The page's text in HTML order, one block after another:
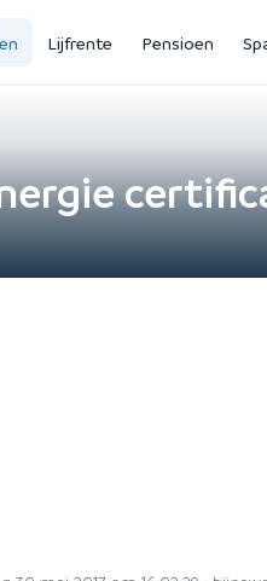
Lijfrente Pensioen